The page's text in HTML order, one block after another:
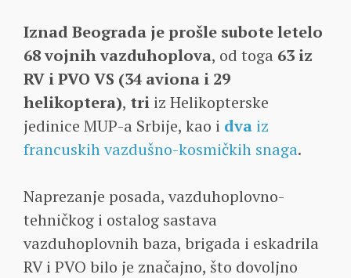
Iznad Beograda je prošle subote letelo
68 vojnih vazduhoplova, od toga 63 iz
RV i PVO VS (34 aviona i 29
helikoptera), tri iz Helikopterske
jedinice MUP-a Srbije, kao i dva iz
francuskih vazdušno-kosmičkih snaga.
Naprezanje posada, vazduhoplovno-
tehničkog i ostalog sastava
vazduhoplovnih baza, brigada i eskadrila
RV i PVO bilo je značajno, što dovoljno